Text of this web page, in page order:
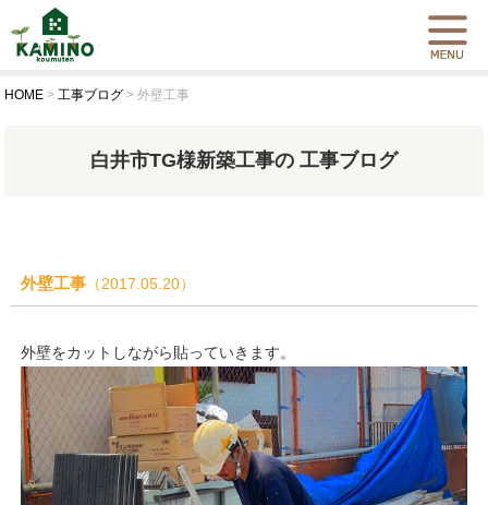
HOME >工事ブログ >外壁工事
白井市TG様新築工事の 工事ブログ
外壁工事（2017.05.20）
外壁をカットしながら貼っていきます。